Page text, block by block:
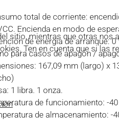
total de corriente:
Encienda en modo de
de energía de arranque:
para casos de apagón /
167,09 mm (largo) x
1 libra. 1 onza.
de funcionamiento: -40
de almacenamiento: -
mientras que otras nos
Ten en cuenta que si las